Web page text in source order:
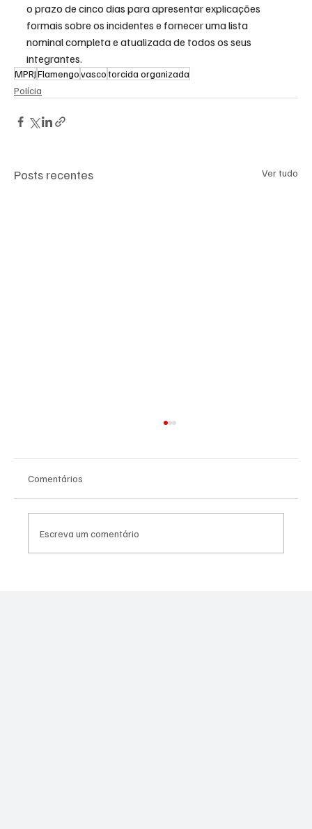
o prazo de cinco dias para apresentar explicações
formais sobre os incidentes e fornecer uma lista
nominal completa e atualizada de todos os seus
integrantes.
MPRJFlamengovascotorcida organizada
Polícia
Posts recentes Ver tudo
Comentários
Escreva um comentário